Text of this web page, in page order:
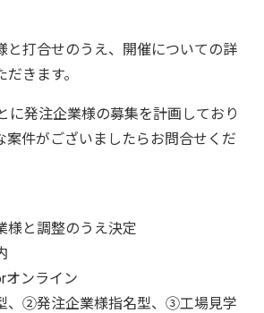
と打合せのうえ、開催についての詳
きます。
に発注企業様の募集を計画しており
案件がございましたらお問合せくだ
様と調整のうえ決定
オンライン
、②発注企業様指名型、③工場見学